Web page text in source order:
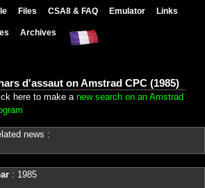
Files CSA8 & FAQ Emulator Links
Archives
d'assaut on Amstrad CPC (1985)
here to make a new search on an Amstrad
news :
: 1985